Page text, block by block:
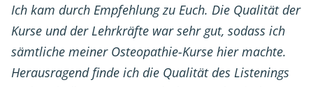
Ich kam durch Empfehlung zu Euch. Die Qualität der
Kurse und der Lehrkräfte war sehr gut, sodass ich
sämtliche meiner Osteopathie-Kurse hier machte.
Herausragend finde ich die Qualität des Listenings